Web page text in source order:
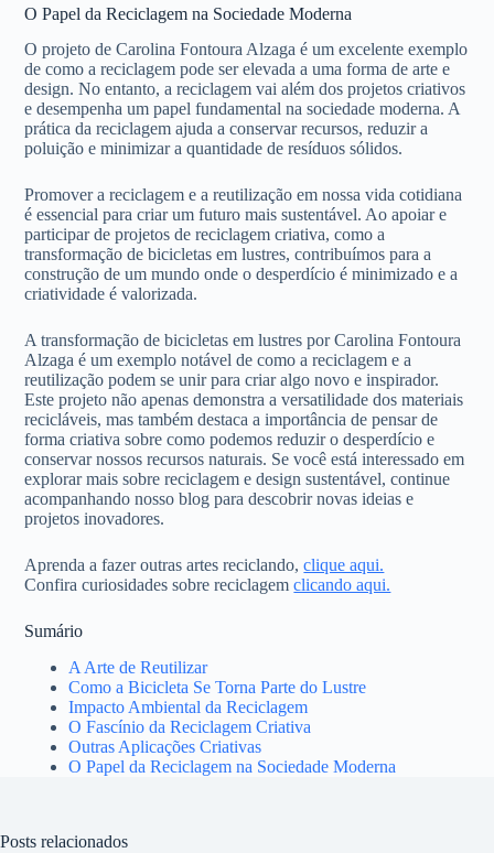
O Papel da Reciclagem na Sociedade Moderna
O projeto de Carolina Fontoura Alzaga é um excelente exemplo
de como a reciclagem pode ser elevada a uma forma de arte e
design. No entanto, a reciclagem vai além dos projetos criativos
e desempenha um papel fundamental na sociedade moderna. A
prática da reciclagem ajuda a conservar recursos, reduzir a
poluição e minimizar a quantidade de resíduos sólidos.
Promover a reciclagem e a reutilização em nossa vida cotidiana
é essencial para criar um futuro mais sustentável. Ao apoiar e
participar de projetos de reciclagem criativa, como a
transformação de bicicletas em lustres, contribuímos para a
construção de um mundo onde o desperdício é minimizado e a
criatividade é valorizada.
A transformação de bicicletas em lustres por Carolina Fontoura
Alzaga é um exemplo notável de como a reciclagem e a
reutilização podem se unir para criar algo novo e inspirador.
Este projeto não apenas demonstra a versatilidade dos materiais
recicláveis, mas também destaca a importância de pensar de
forma criativa sobre como podemos reduzir o desperdício e
conservar nossos recursos naturais. Se você está interessado em
explorar mais sobre reciclagem e design sustentável, continue
acompanhando nosso blog para descobrir novas ideias e
projetos inovadores.
Aprenda a fazer outras artes reciclando,clique aqui.
Confira curiosidades sobre reciclagemclicando aqui.
Sumário
A Arte de Reutilizar
Como a Bicicleta Se Torna Parte do Lustre
Impacto Ambiental da Reciclagem
O Fascínio da Reciclagem Criativa
Outras Aplicações Criativas
O Papel da Reciclagem na Sociedade Moderna
Posts relacionados